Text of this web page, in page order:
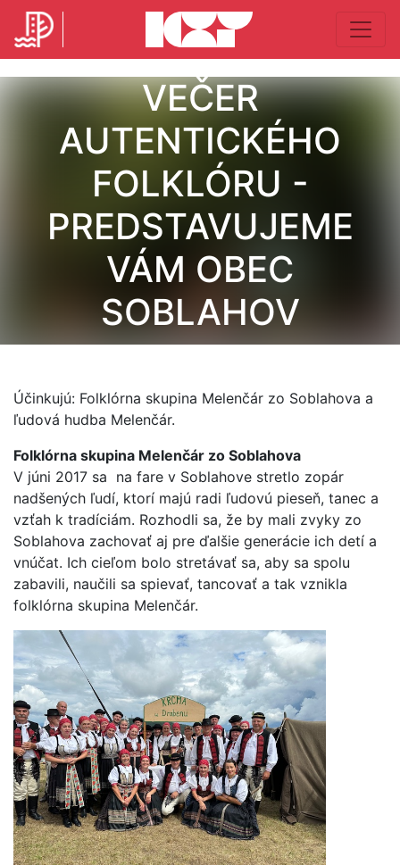
VEČER
AUTENTICKÉHO
FOLKLÓRU -
PREDSTAVUJEME
VÁM OBEC
SOBLAHOV
Účinkujú: Folklórna skupina Melenčár zo Soblahova a
ľudová hudba Melenčár.
Folklórna skupina Melenčár zo Soblahova
V júni 2017 sa na fare v Soblahove stretlo zopár
nadšených ľudí, ktorí majú radi ľudovú pieseň, tanec a
vzťah k tradíciám. Rozhodli sa, že by mali zvyky zo
Soblahova zachovať aj pre ďalšie generácie ich detí a
vnúčat. Ich cieľom bolo stretávať sa, aby sa spolu
zabavili, naučili sa spievať, tancovať a tak vznikla
folklórna skupina Melenčár.